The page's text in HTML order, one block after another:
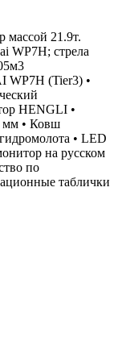
массой 21.9т.
WP7H; стрела
(Tier3) •
HENGLI •
мм • Ковш
• LED
на русском
по
таблички